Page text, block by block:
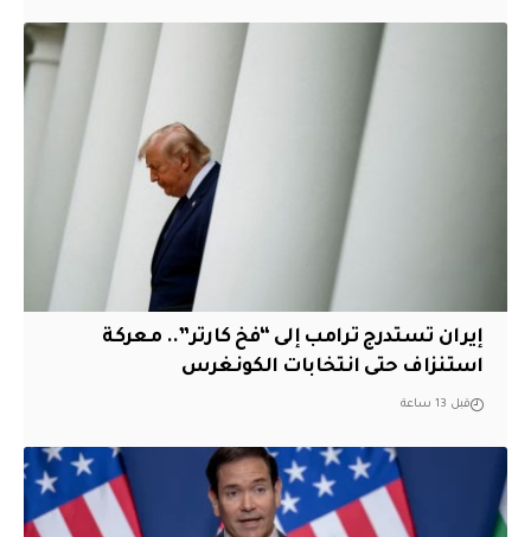
إيران تستدرج ترامب إلى “فخ كارتر”.. معركة
استنزاف حتى انتخابات الكونغرس
قبل 13 ساعة